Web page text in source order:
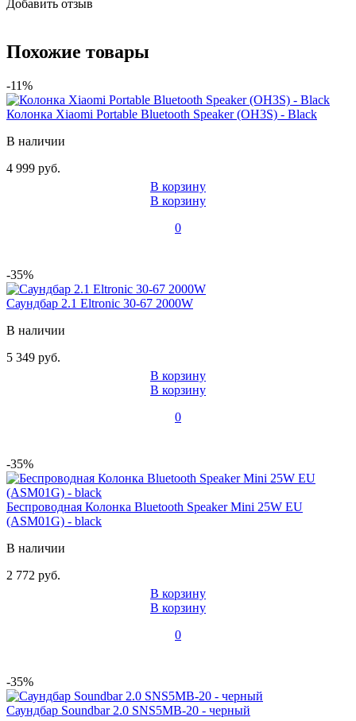
Добавить отзыв
Похожие товары
-11%
Колонка Xiaomi Portable Bluetooth Speaker (OH3S) - Black
В наличии
4 999 руб.
В корзину
В корзину
0
-35%
Саундбар 2.1 Eltronic 30-67 2000W
В наличии
5 349 руб.
В корзину
В корзину
0
-35%
Беспроводная Колонка Bluetooth Speaker Mini 25W EU
(ASM01G) - black
В наличии
2 772 руб.
В корзину
В корзину
0
-35%
Саундбар Soundbar 2.0 SNS5MB-20 - черный